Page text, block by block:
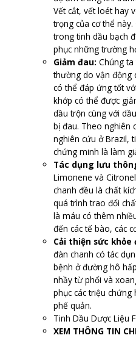
Vết cắt, vết loét hay
trọng của cơ thể
trong tinh dầu bạch
phục những trường
Giảm đau: Chúng
thường do vận động
có thể đáp ứng tốt
khớp có thể được
dầu trộn cùng với
bị đau. Theo nghiên
nghiên cứu ở Brazil,
chứng minh là làm
Tác dụng lưu
Limonene và
chanh đều là chất
quá trình trao đổi
là máu có thêm
đến các tế bào, các
Cải thiện sức khỏe
đàn chanh có tác
bệnh ở đường hô
nhầy từ phổi và
phục các triệu
phế quản.
Tinh Dầu Dược Liệu
XEM THÔNG TIN